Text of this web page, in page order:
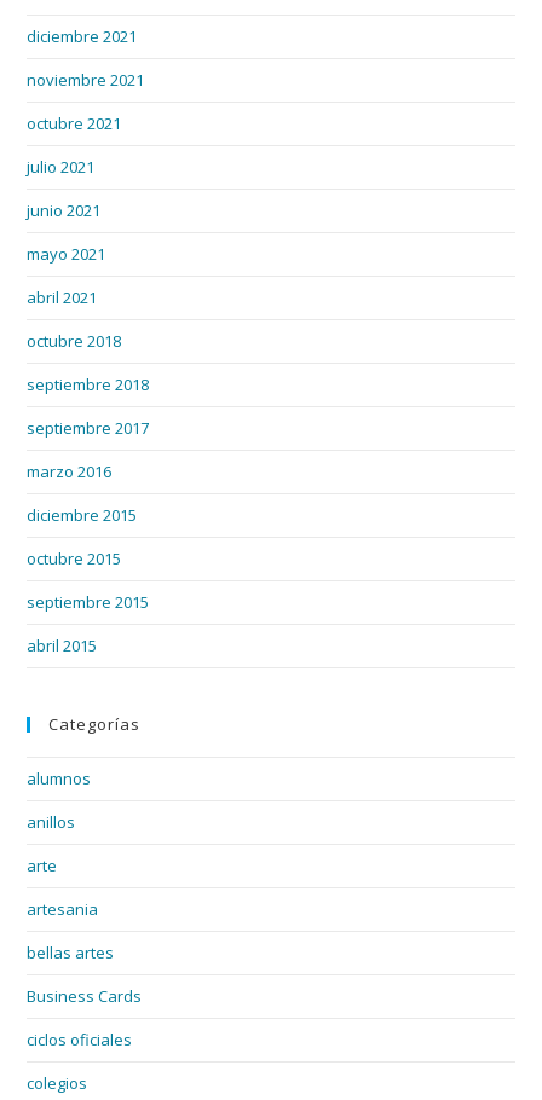
diciembre 2021
noviembre 2021
octubre 2021
julio 2021
junio 2021
mayo 2021
abril 2021
octubre 2018
septiembre 2018
septiembre 2017
marzo 2016
diciembre 2015
octubre 2015
septiembre 2015
abril 2015
Categorías
alumnos
anillos
arte
artesania
bellas artes
Business Cards
ciclos oficiales
colegios